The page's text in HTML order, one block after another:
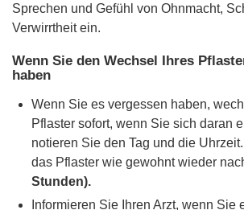
Sprechen und Gefühl von Ohnmacht,
Verwirrtheit ein.
Wenn Sie den Wechsel Ihres
haben
Wenn Sie es vergessen haben,
Pflaster sofort, wenn Sie sich daran
notieren Sie den Tag und die
das Pflaster wie gewohnt wieder
Stunden).
Informieren Sie Ihren Arzt, wenn Sie